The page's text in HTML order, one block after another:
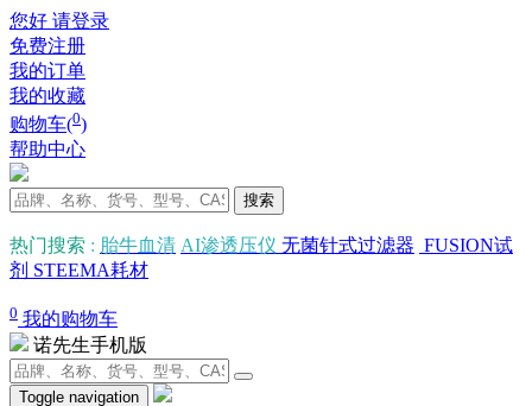
您好 请登录
免费注册
我的订单
我的收藏
购物车(0)
帮助中心
搜索
热门搜索 : 胎牛血清 AI渗透压仪 无菌针式过滤器 FUSION试
剂 STEEMA耗材
0 我的购物车
诺先生手机版
Toggle navigation